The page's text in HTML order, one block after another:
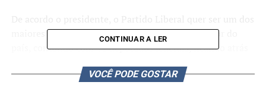
maiores do RS, e já é oficialmente o terceiro maior do
país, contando com 41 deputados federais, ficando atrás
não tem perfil em fazer oposição aos governos atuais.
CONTINUAR A LER
VOCÊ PODE GOSTAR